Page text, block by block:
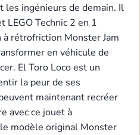
les ingénieurs de demain. Il
LEGO Technic 2 en 1
rétrofriction Monster Jam
en véhicule de
El Toro Loco est un
la peur de ses
maintenant recréer
avec ce jouet à
modèle original Monster